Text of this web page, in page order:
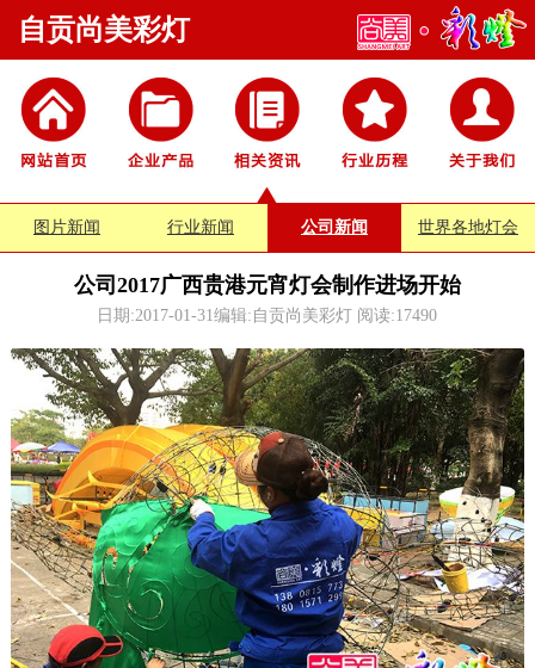
自贡尚美彩灯
图片新闻 行业新闻 公司新闻 世界各地灯会
公司2017广西贵港元宵灯会制作进场开始
日期:2017-01-31编辑:自贡尚美彩灯 阅读:17490